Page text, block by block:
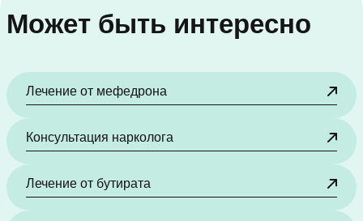
Может быть интересно
Лечение от мефедрона
Консультация нарколога
Лечение от бутирата